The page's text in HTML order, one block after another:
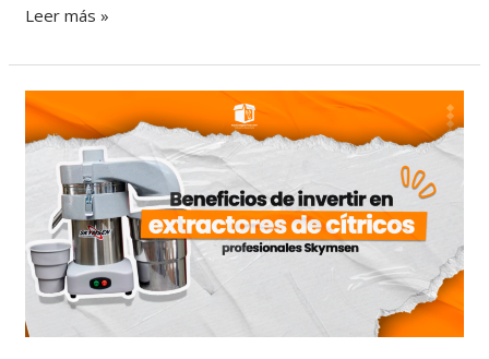
Leer más »
Beneficios
de
invertir
extractores
cítricos
profesionales
Skymsen